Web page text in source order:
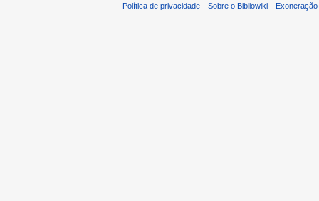
Política de privacidade Sobre o Bibliowiki